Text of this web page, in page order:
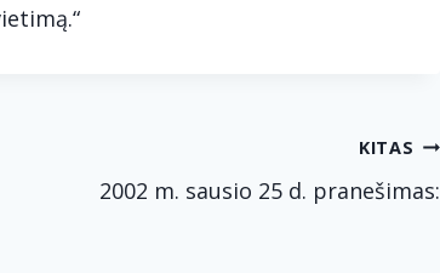
KITAS
2002 m. sausio 25 d. pranešimas: